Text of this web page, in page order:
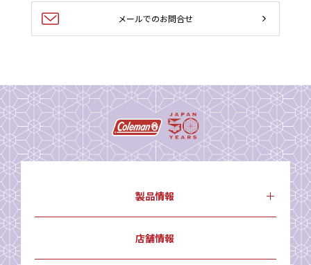
メールでのお問合せ
製品情報
店舗情報